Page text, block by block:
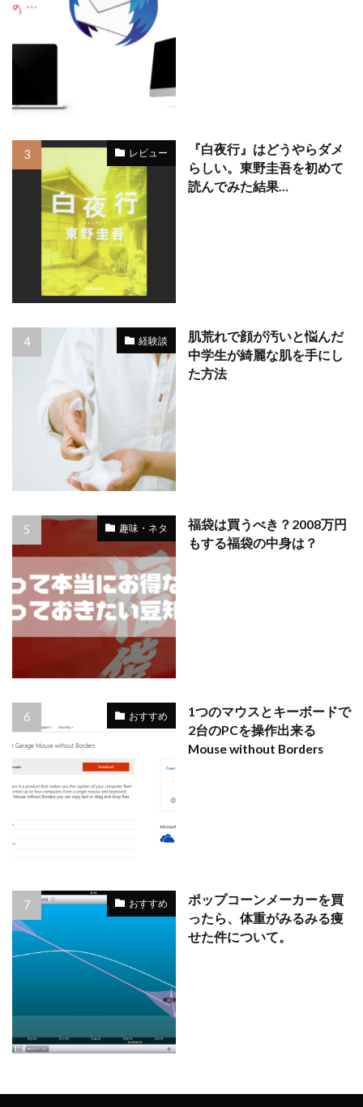
レビュー
『白夜行』はどうやらダメ
らしい。東野圭吾を初めて
読んでみた結果…
経験談
肌荒れで顔が汚いと悩んだ
中学生が綺麗な肌を手にし
た方法
趣味・ネタ
福袋は買うべき？2008万円
もする福袋の中身は？
おすすめ
1つのマウスとキーボードで
2台のPCを操作出来る
Mouse without Borders
おすすめ
ポップコーンメーカーを買
ったら、体重がみるみる痩
せた件について。